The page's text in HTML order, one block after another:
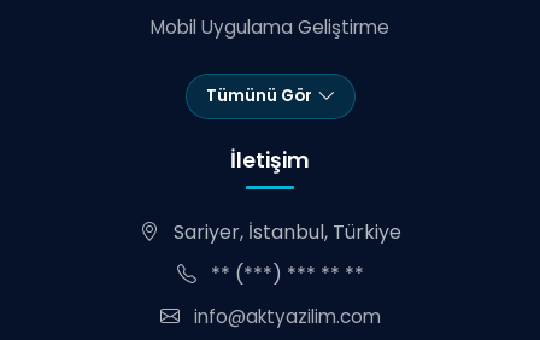
Mobil Uygulama Geliştirme
Tümünü Gör
İletişim
Sariyer, İstanbul, Türkiye
** (***) *** ** **
info@aktyazilim.com